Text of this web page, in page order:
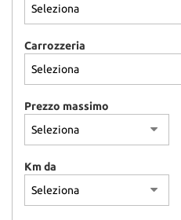
Carrozzeria
Prezzo massimo
Km da